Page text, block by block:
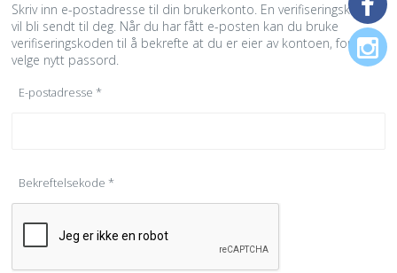
Skriv inn e-postadresse til din brukerkonto. En verifiseringskode
vil bli sendt til deg. Når du har fått e-posten kan du bruke
verifiseringskoden til å bekrefte at du er eier av kontoen, for så å
velge nytt passord.
E-postadresse *
Bekreftelsekode *